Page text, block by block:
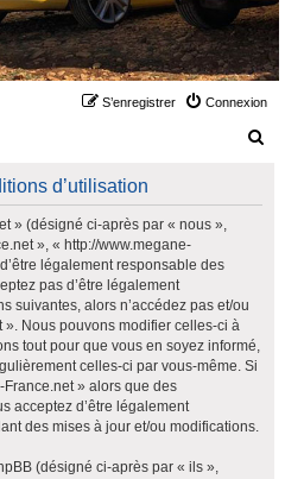
Connexion
S’enregistrer
d’utilisation
» (désigné ci-après par « nous »,
», « http://www.megane-
légalement responsable des
pas d’être légalement
suivantes, alors n’accédez pas et/ou
». Nous pouvons modifier celles-ci à
tout pour que vous en soyez informé,
celles-ci par vous-même. Si
» alors que des
acceptez d’être légalement
des mises à jour et/ou modifications.
(désigné ci-après par « ils »,